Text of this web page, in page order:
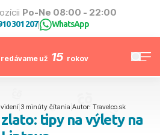
Po-Ne 08:00 - 22:00
301 207| WhatsApp
už 15 rokov
videní| 3 minúty čítania Autor: Travelco.sk
tipy na výlety na